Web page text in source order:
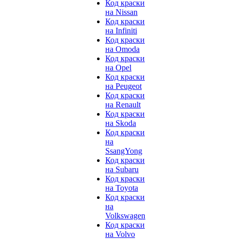
Код краски
на Nissan
Код краски
на Infiniti
Код краски
на Omoda
Код краски
на Opel
Код краски
на Peugeot
Код краски
на Renault
Код краски
на Skoda
Код краски
на
SsangYong
Код краски
на Subaru
Код краски
на Toyota
Код краски
на
Volkswagen
Код краски
на Volvo